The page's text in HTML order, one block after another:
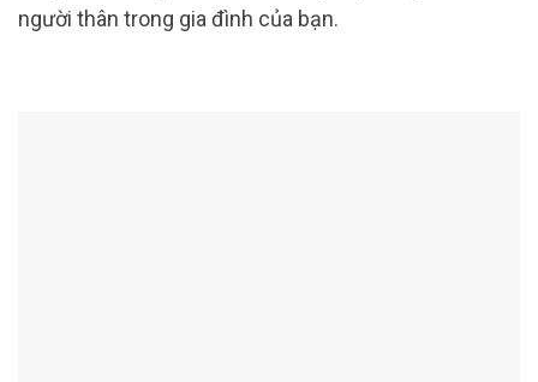
người thân trong gia đình của bạn.